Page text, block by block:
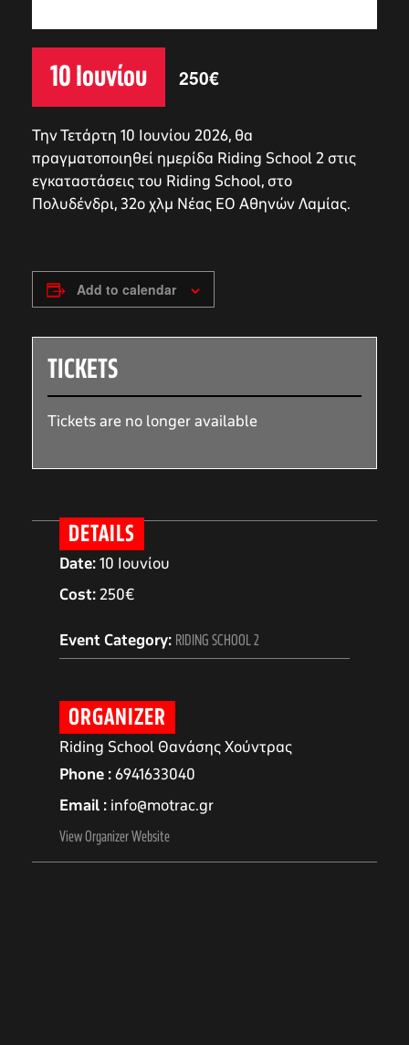
10 Ιουνίου 250€
Την Τετάρτη 10 Ιουνίου 2026, θα
πραγματοποιηθεί ημερίδα Riding School 2 στις
εγκαταστάσεις του Riding School, στο
Πολυδένδρι, 32ο χλμ Νέας ΕΟ Αθηνών Λαμίας.
Add to calendar
DETAILS
Date:10 Ιουνίου
Cost:250€
Event Category: RIDING SCHOOL 2
ORGANIZER
Riding School Θανάσης Χούντρας
Phone 6941633040
Email info@motrac.gr
View Organizer Website
TICKETS
Tickets are no longer available